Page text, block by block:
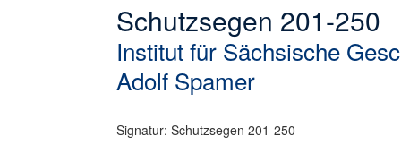
Schutzsegen 201-250
Institut für Sächsische
Adolf Spamer
Signatur: Schutzsegen 201-250